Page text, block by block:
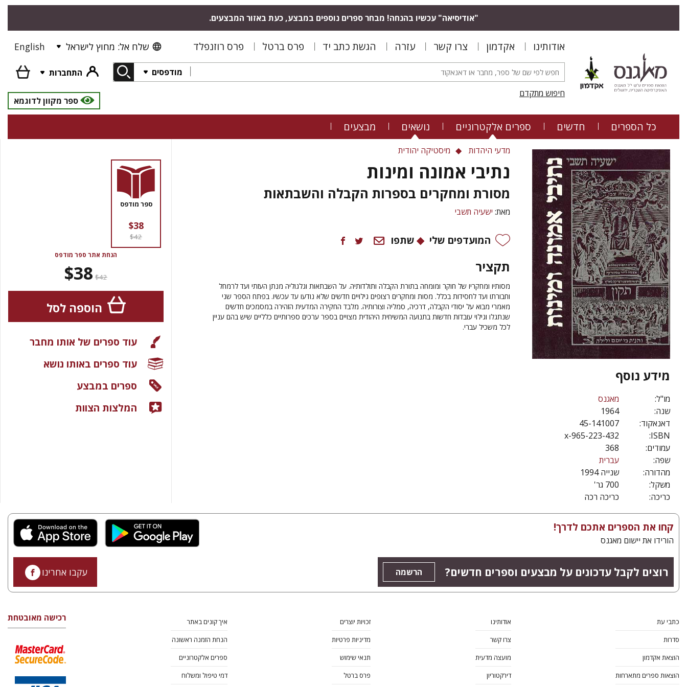
"אודיסיאה" עכשיו בהנחה! מבחר ספרים נוספים במבצע, כעת באזור המבצעים.
אודותינו אקדמון צרו קשר עזרה הגשת כתב יד פרס ברטל פרס רוזנפלד שלח אל: מחוץ לישראל English
מודפסים
התחברות
חיפוש מתקדם
ספר מקוון לדוגמא
כל הספרים חדשים ספרים אלקטרוניים נושאים מבצעים
מידע נוסף
מו"ל:
מאגנס
שנה:
1964
דאנאקוד:
45-141007
ISBN:
965-223-432-x
עמודים:
368
שפה:
עברית
מהדורה:
שנייה 1994
משקל:
700 גר'
כריכה:
כריכה רכה
מדעי היהדות מיסטיקה יהודית
נתיבי אמונה ומינות
מסורת ומחקרים בספרות הקבלה והשבתאות
מאת: ישעיה תשבי
המועדפים שלי שתפו
תקציר
מסותיו ומחקריו של חוקר ומומחה בתורת הקבלה ותולדותיה. על השבתאות וגלגוליה מנתן העזתי ועד לרמחל
וחבורתו ועד לחסידות בכלל. מסות ומחקרים רצופים גילויים חדשים שלא נודעו עד עכשיו. בפתח הספר שני
מאמרי מבוא על יסודי הקבלה, דרכיה, סמליה וצורותיה. מלבד החקירה המדעית הזהירה במסמכים חדשים
שנתגלו וגילוי עובדות חדשות בתנועה המשיחית היהודית מצויים בספר ערכים ספרותיים כלליים שיש בהם עניין
לכל משכיל עברי.
ספר מודפס
$38
$42
הנחת אתר ספר מודפס
$42
$38
הוספה לסל
עוד ספרים של אותו מחבר
עוד ספרים באותו נושא
ספרים במבצע
המלצות הצוות
קחו את הספרים אתכם לדרך!
הורידו את יישום מאגנס
רוצים לקבל עדכונים על מבצעים וספרים חדשים? הרשמה עקבו אחרינו
כתבי עת
סדרות
הוצאת אקדמון
הוצאות ספרים מתארחות
אודותינו
צרו קשר
מועצה מדעית
דירקטוריון
זכויות יוצרים
מדיניות פרטיות
תנאי שימוש
פרס ברטל
איך קונים באתר
הנחת הזמנה ראשונה
ספרים אלקטרוניים
דמי טיפול ומשלוח
רכישה מאובטחת